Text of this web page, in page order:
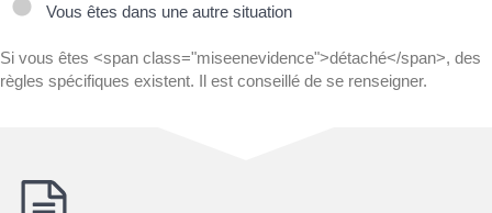
Vous êtes dans une autre situation
Si vous êtes <span class="miseenevidence">détaché</span>, des
règles spécifiques existent. Il est conseillé de se renseigner.